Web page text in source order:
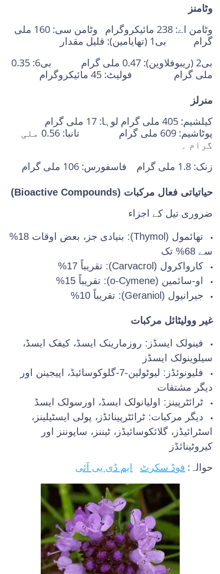
وٹامنز
وٹامن اے: 238 مائیکروگرام وٹامن سی: 160 ملی
گرام بی1 (تھایامین): قلیل مقدار
بی2 (ریبوفلاوین): 0.47 ملی گرام بی6: 0.35
ملی گرام فولیٹ: 45 مائیکروگرام
منرلز
کیلشیم: 405 ملی گرام لوہا: 17 ملی گرام
پوٹاشیم: 609 ملی گرام تانبا: 0.56 ملی
گرام ۔
زنک: 1.8 ملی گرام فاسفورس: 106 ملی گرام
حیاتیاتی فعال مرکبات (Bioactive Compounds)
ضروری تیل کے اجزاء
تھائمول (Thymol): بنیادی جز، بعض اوقات 18%
سے 68% تک
کارواکرول (Carvacrol): تقریباً 17%
او-سائمین (o-Cymene): تقریباً 15%
جیرانیول (Geraniol): تقریباً 10%
غیر وولیٹائل مرکبات
فینولک ایسڈز: روزمارینک ایسڈ، کیفک ایسڈ،
سیلوینولک ایسڈز
فلیونوئڈز: لیوٹولین-7-گلوکوسائیڈ، اپیجینن اور
دیگر مشتقات
ٹرائٹرپینز: اولیانولک ایسڈ، اورسولک ایسڈ
دیگر مرکبات: ٹرائٹرپینائڈز، پولی ایسٹیلینز،
اسٹرائیڈز، گلائکوسائیڈز، ٹیننز، ساپوننز اور
کیروٹینائڈز
حوالہ: فوڈ سکرٹ ایم ڈی پی آئی